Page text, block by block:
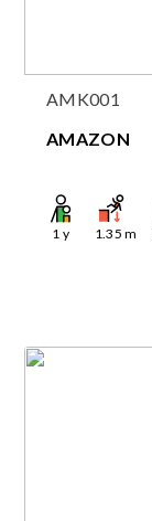
AMK001
AMAZON
1 y 1.35 m